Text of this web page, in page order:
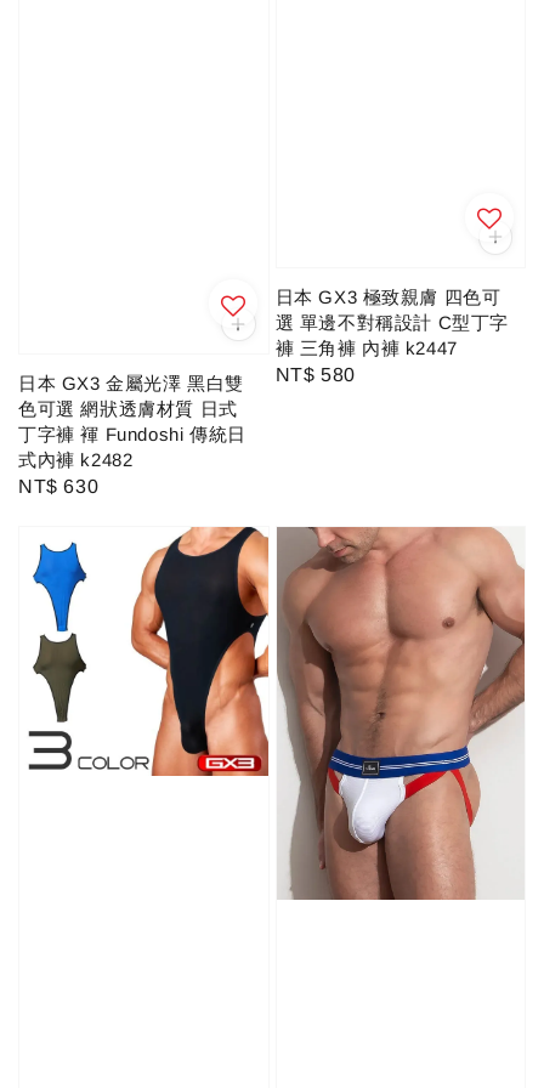
日本 GX3 金屬光澤 黑白雙
色可選 網狀透膚材質 日式
丁字褲 褌 Fundoshi 傳統日
式內褲 k2482
Regular
NT$ 630
日本 GX3 極致親膚 四色可
選 單邊不對稱設計 C型丁字
褲 三角褲 內褲 k2447
Regular
NT$ 580